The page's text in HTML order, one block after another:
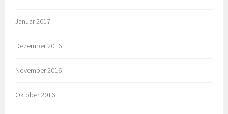
Januar 2017
Dezember 2016
November 2016
Oktober 2016